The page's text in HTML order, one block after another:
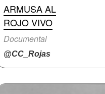
ARMUSA AL
ROJO VIVO
Documental
@CC_Rojas